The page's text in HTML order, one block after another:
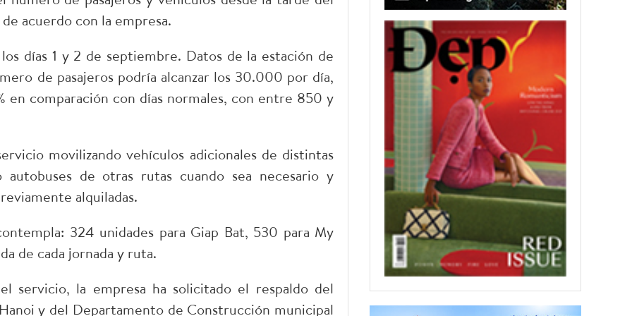
acuerdo con la empresa.
días 1 y 2 de septiembre. Datos de la estación de
de pasajeros podría alcanzar los 30.000 por día,
comparación con días normales, con entre 850 y
movilizando vehículos adicionales de distintas
de otras rutas cuando sea necesario y
alquiladas.
324 unidades para Giap Bat, 530 para My
de cada jornada y ruta.
servicio, la empresa ha solicitado el respaldo del
y del Departamento de Construcción municipal